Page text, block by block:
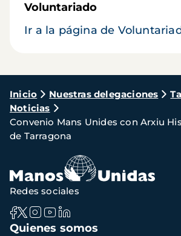
Voluntariado
Ir a la página de
Ruta
de
navegación
Inicio Nuestras delegaciones
Noticias
Convenio Mans Unides con Arxiu
de Tarragona
Navegación
Quienes somos
Redes sociales